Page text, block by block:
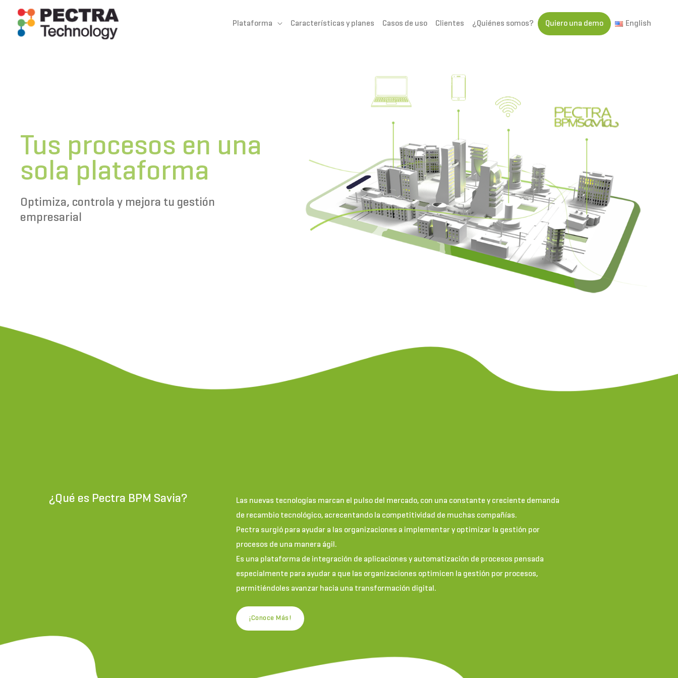
contenido
Plataforma Características y planes Casos de uso Clientes ¿Quiénes somos? Quiero una demo English
Tus procesos en una
sola plataforma
Optimiza, controla y mejora tu gestión
empresarial
¿Qué es Pectra BPM Savia? Las nuevas tecnologías marcan el pulso del mercado, con una constante y creciente demanda
de recambio tecnológico, acrecentando la competitividad de muchas compañías.
Pectra surgió para ayudar a las organizaciones a implementar y optimizar la gestión por
procesos de una manera ágil.
Es una plataforma de integración de aplicaciones y automatización de procesos pensada
especialmente para ayudar a que las organizaciones optimicen la gestión por procesos,
permitiéndoles avanzar hacia una transformación digital.
¡Conoce Más!